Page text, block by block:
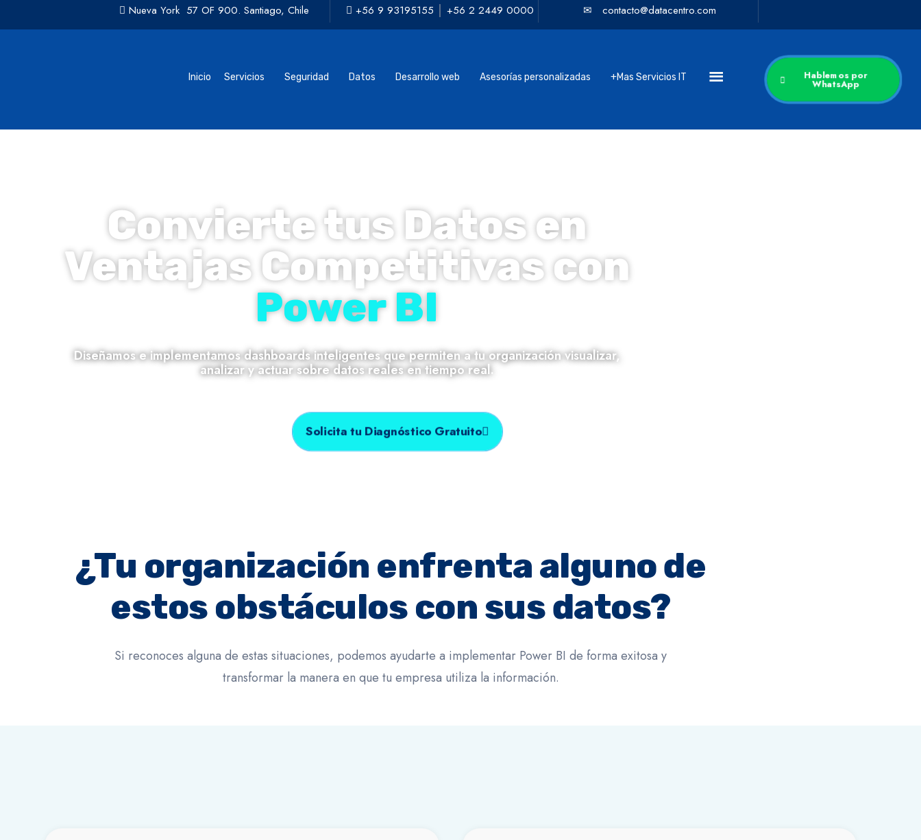
Seguridad Asesorías personalizadas
Nueva York 57 OF 900. Santiago, Chile +56 9 93195155 +56 2 2449 0000 ✉contacto@datacentro.com
Inicio Servicios Seguridad Datos Desarrollo web Asesorías personalizadas +Mas Servicios IT
+
Hablemos por
WhatsApp
Convierte tus Datos en
Ventajas Competitivas con
Power BI
Diseñamos e implementamos dashboards inteligentes que permiten a tu organización visualizar,
analizar y actuar sobre datos reales en tiempo real.
Solicita tu Diagnóstico Gratuito
¿Tu organización enfrenta alguno de
estos obstáculos con sus datos?
Si reconoces alguna de estas situaciones, podemos ayudarte a implementar Power BI de forma exitosa y
transformar la manera en que tu empresa utiliza la información.